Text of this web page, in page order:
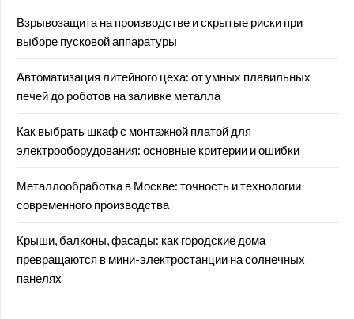
Взрывозащита на производстве и скрытые риски при
выборе пусковой аппаратуры
Автоматизация литейного цеха: от умных плавильных
печей до роботов на заливке металла
Как выбрать шкаф с монтажной платой для
электрооборудования: основные критерии и ошибки
Металлообработка в Москве: точность и технологии
современного производства
Крыши, балконы, фасады: как городские дома
превращаются в мини-электростанции на солнечных
панелях